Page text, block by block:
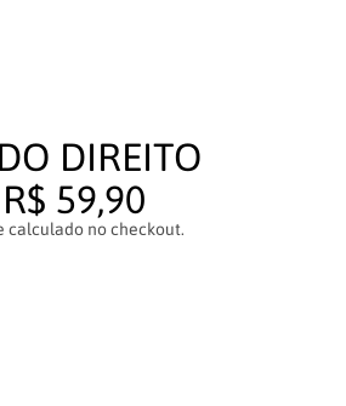
DIREITO
R$ 59,90
calculado no checkout.